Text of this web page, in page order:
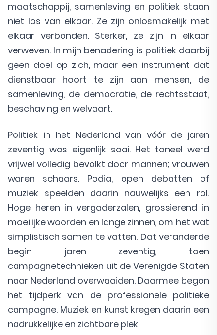
maatschappij, samenleving en politiek staan
niet los van elkaar. Ze zijn onlosmakelijk met
elkaar verbonden. Sterker, ze zijn in elkaar
verweven. In mijn benadering is politiek daarbij
geen doel op zich, maar een instrument dat
dienstbaar hoort te zijn aan mensen, de
samenleving, de democratie, de rechtsstaat,
beschaving en welvaart.
Politiek in het Nederland van vóór de jaren
zeventig was eigenlijk saai. Het toneel werd
vrijwel volledig bevolkt door mannen; vrouwen
waren schaars. Podia, open debatten of
muziek speelden daarin nauwelijks een rol.
Hoge heren in vergaderzalen, grossierend in
moeilijke woorden en lange zinnen, om het wat
simplistisch samen te vatten. Dat veranderde
begin jaren zeventig, toen
campagnetechnieken uit de Verenigde Staten
naar Nederland overwaaiden. Daarmee begon
het tijdperk van de professionele politieke
campagne. Muziek en kunst kregen daarin een
nadrukkelijke en zichtbare plek.